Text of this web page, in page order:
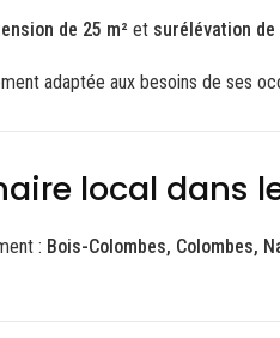
de 25 m² et surélévation de
adaptée aux besoins de ses
local dans
: Bois-Colombes, Colombes,